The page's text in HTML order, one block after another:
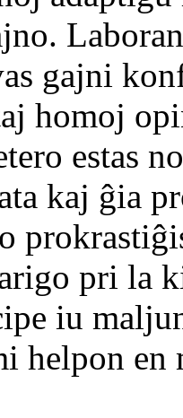
gajni
homoj
estas
kaj ĝia
pri la
iu
helpon en